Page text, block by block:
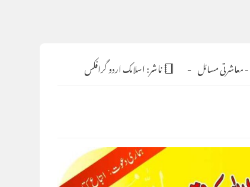
-معاشرتی مسائل ناشر:اسلامک اردو گرافکس